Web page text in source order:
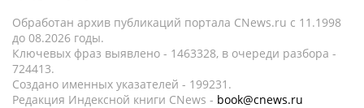
Обработан архив публикаций портала CNews.ru c 11.1998
до 08.2026 годы.
Ключевых фраз выявлено - 1463328, в очереди разбора -
724413.
Создано именных указателей - 199231.
Редакция Индексной книги CNews - book@cnews.ru